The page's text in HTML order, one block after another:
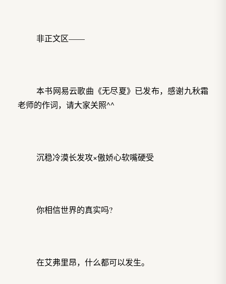
非正文区——
本书网易云歌曲《无尽夏》已发布，感谢九秋霜
老师的作词，请大家关照^^
沉稳冷漠长发攻×傲娇心软嘴硬受
你相信世界的真实吗?
在艾弗里昂，什么都可以发生。